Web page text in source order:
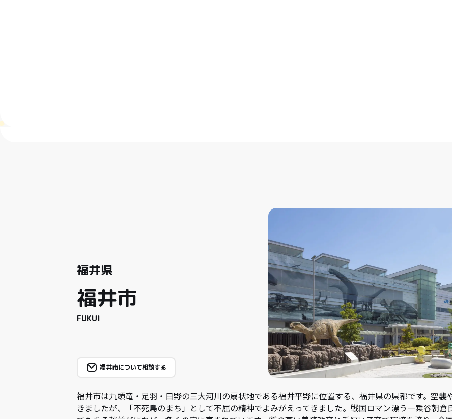
福井県
福井市
FUKUI
福井市について相談する
福井市は九頭竜・足羽・日野の三大河川の扇状地である福井平野に位置する、福井県の県都です。空襲
きましたが、「不死鳥のまち」として不屈の精神でよみがえってきました。戦国ロマン漂う一乗谷朝